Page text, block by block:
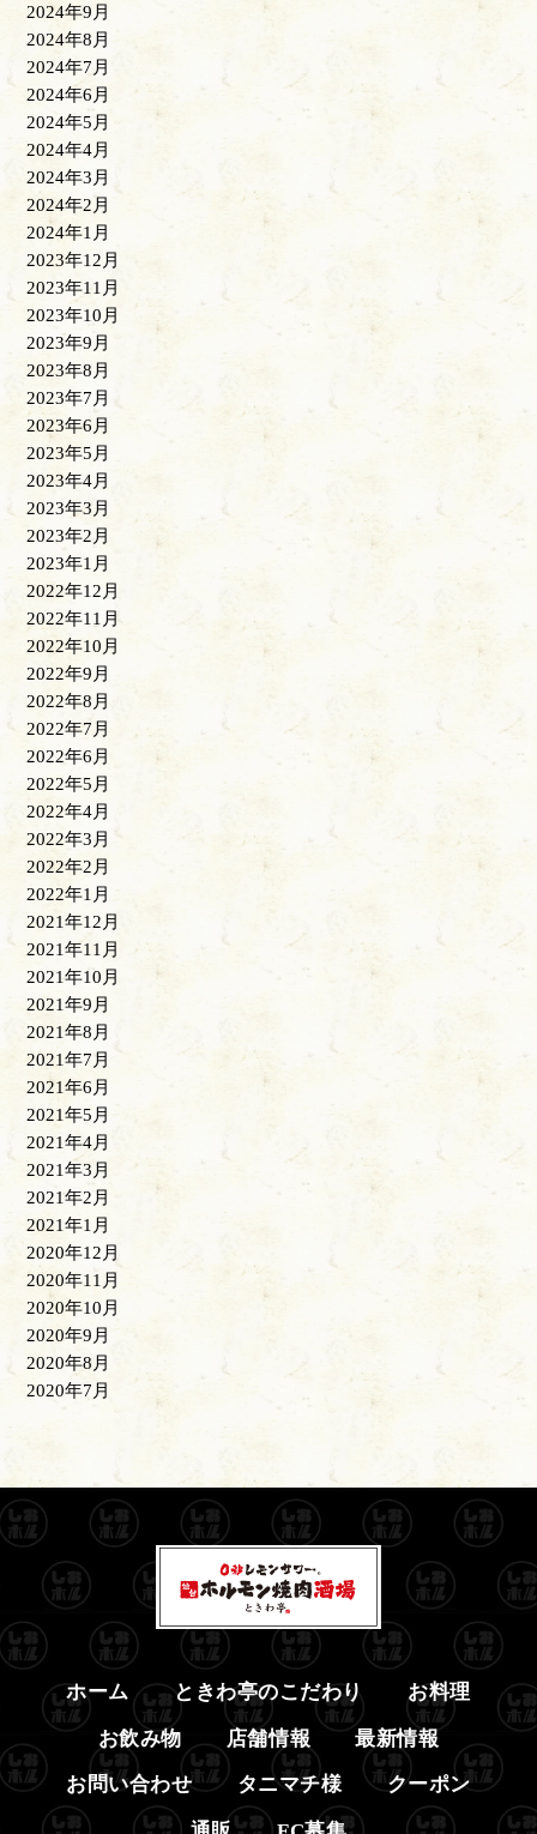
2024年9月
2024年8月
2024年7月
2024年6月
2024年5月
2024年4月
2024年3月
2024年2月
2024年1月
2023年12月
2023年11月
2023年10月
2023年9月
2023年8月
2023年7月
2023年6月
2023年5月
2023年4月
2023年3月
2023年2月
2023年1月
2022年12月
2022年11月
2022年10月
2022年9月
2022年8月
2022年7月
2022年6月
2022年5月
2022年4月
2022年3月
2022年2月
2022年1月
2021年12月
2021年11月
2021年10月
2021年9月
2021年8月
2021年7月
2021年6月
2021年5月
2021年4月
2021年3月
2021年2月
2021年1月
2020年12月
2020年11月
2020年10月
2020年9月
2020年8月
2020年7月
ホーム ときわ亭のこだわり お料理
お飲み物 店舗情報 最新情報
お問い合わせ タニマチ様 クーポン